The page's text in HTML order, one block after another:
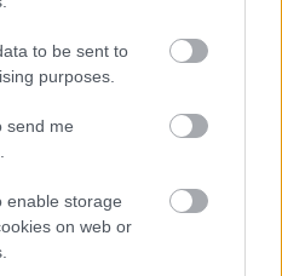
to be sent to
purposes.
send me
enable storage
on web or
ahol 1812-ben egy
megölte a házaspárt,
Hogy ki bérelte föl
fölbérelte valaki, az máig
lett volna, akkor túl
idol felszólítást.
maguktól is, ezt